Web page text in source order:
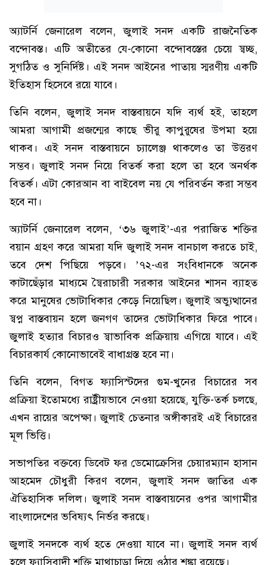
অ্যাটর্নি জেনারেল বলেন, জুলাই সনদ একটি রাজনৈতিক
বন্দোবস্ত। এটি অতীতের যে-কোনো বন্দোবস্তের চেয়ে স্বচ্ছ,
সুগঠিত ও সুনির্দিষ্ট। এই সনদ আইনের পাতায় স্মরণীয় একটি
ইতিহাস হিসেবে রয়ে যাবে।
তিনি বলেন, জুলাই সনদ বাস্তবায়নে যদি ব্যর্থ হই, তাহলে
আমরা আগামী প্রজন্মের কাছে ভীরু কাপুরুষের উপমা হয়ে
থাকব। এই সনদ বাস্তবায়নে চ্যালেঞ্জ থাকলেও তা উত্তরণ
সম্ভব। জুলাই সনদ নিয়ে বিতর্ক করা হলে তা হবে অনর্থক
বিতর্ক। এটা কোরআন বা বাইবেল নয় যে পরিবর্তন করা সম্ভব
হবে না।
অ্যাটর্নি জেনারেল বলেন, ‘৩৬ জুলাই’-এর পরাজিত শক্তির
বয়ান গ্রহণ করে আমরা যদি জুলাই সনদ বানচাল করতে চাই,
তবে দেশ পিছিয়ে পড়বে। ’৭২-এর সংবিধানকে অনেক
কাটাছেঁড়ার মাধ্যমে স্বৈরাচারী সরকার আইনের শাসন ব্যাহত
করে মানুষের ভোটাধিকার কেড়ে নিয়েছিল। জুলাই অভ্যুত্থানের
স্বপ্ন বাস্তবায়ন হলে জনগণ তাদের ভোটাধিকার ফিরে পাবে।
জুলাই হত্যার বিচারও স্বাভাবিক প্রক্রিয়ায় এগিয়ে যাবে। এই
বিচারকার্য কোনোভাবেই বাধাগ্রস্ত হবে না।
তিনি বলেন, বিগত ফ্যাসিস্টদের গুম-খুনের বিচারের সব
প্রক্রিয়া ইতোমধ্যে রাষ্ট্রীয়ভাবে নেওয়া হয়েছে, যুক্তি-তর্ক চলছে,
এখন রায়ের অপেক্ষা। জুলাই চেতনার অঙ্গীকারই এই বিচারের
মূল ভিত্তি।
সভাপতির বক্তব্যে ডিবেট ফর ডেমোক্রেসির চেয়ারম্যান হাসান
আহমেদ চৌধুরী কিরণ বলেন, জুলাই সনদ জাতির এক
ঐতিহাসিক দলিল। জুলাই সনদ বাস্তবায়নের ওপর আগামীর
বাংলাদেশের ভবিষ্যৎ নির্ভর করছে।
জুলাই সনদকে ব্যর্থ হতে দেওয়া যাবে না। জুলাই সনদ ব্যর্থ
হলে ফ্যাসিবাদী শক্তি মাথাচাড়া দিয়ে ওঠার শঙ্কা রয়েছে।